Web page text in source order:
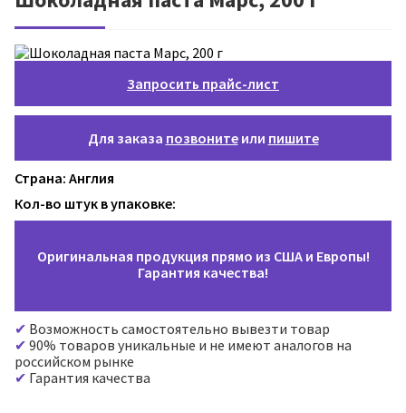
Запросить прайс-лист
Для заказа позвонитеили пишите
Страна: Англия
Кол-во штук в упаковке:
Оригинальная продукция прямо из США и Европы!
Гарантия качества!
Возможность самостоятельно вывезти товар
90% товаров уникальные и не имеют аналогов на
российском рынке
Гарантия качества